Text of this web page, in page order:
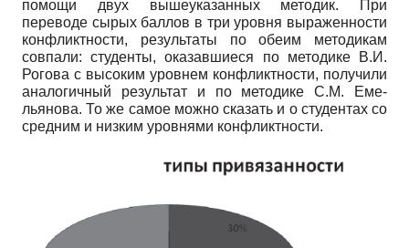
помощи двух вышеуказанных методик. При
переводе сырых баллов в три уровня выраженности
конфликтности, результаты по обеим методикам
совпали: студенты, оказавшиеся по методике В.И.
Рогова с высоким уровнем конфликтности, получили
аналогичный результат и по методике С.М. Еме­
льянова. То же самое можно сказать и о студентах со
средним и низким уровнями конфликтности.